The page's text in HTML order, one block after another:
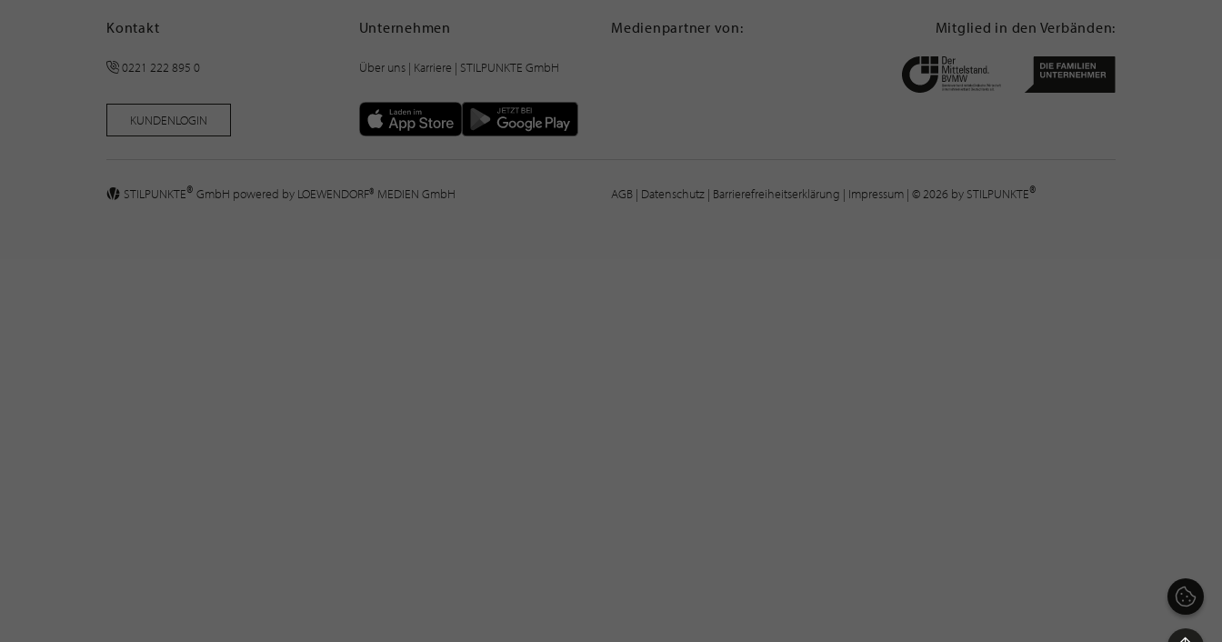
Kontakt
0221 222 895 0
KUNDENLOGIN
Unternehmen
Über uns| Karriere | STILPUNKTE GmbH
Medienpartner von: Mitglied in den Verbänden:
STILPUNKTE® GmbH powered by LOEWENDORF® MEDIEN GmbH AGB | Datenschutz | Barrierefreiheitserklärung | Impressum | © 2026 by STILPUNKTE®